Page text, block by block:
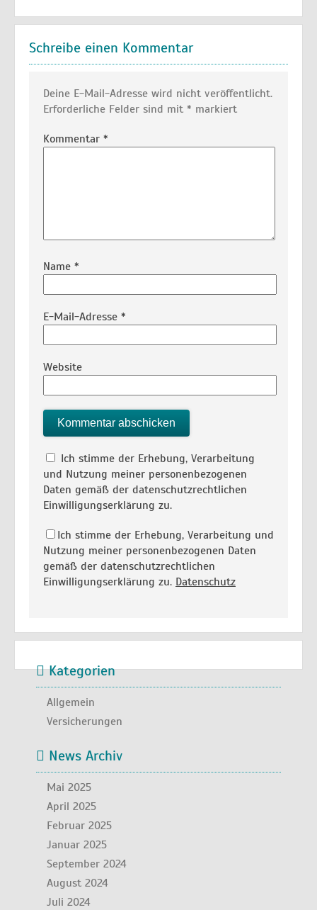
Schreibe einen Kommentar
Deine E-Mail-Adresse wird nicht veröffentlicht.
Erforderliche Felder sind mit * markiert
Kommentar *
Name *
E-Mail-Adresse *
Website
Ich stimme der Erhebung, Verarbeitung
und Nutzung meiner personenbezogenen
Daten gemäß der datenschutzrechtlichen
Einwilligungserklärung zu.
Ich stimme der Erhebung, Verarbeitung und
Nutzung meiner personenbezogenen Daten
gemäß der datenschutzrechtlichen
Einwilligungserklärung zu. Datenschutz
Kategorien
Allgemein
Versicherungen
News Archiv
Mai 2025
April 2025
Februar 2025
Januar 2025
September 2024
August 2024
Juli 2024